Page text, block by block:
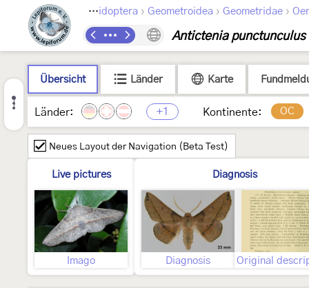
Lepidoptera › Geometroidea › Geometridae ›
Antictenia punctunculus
Übersicht Länder Karte
Länder: +1 Kontinente: OC
Neues Layout der Navigation (Beta Test)
Live pictures
Imago
Diagnosis
Diagnosis